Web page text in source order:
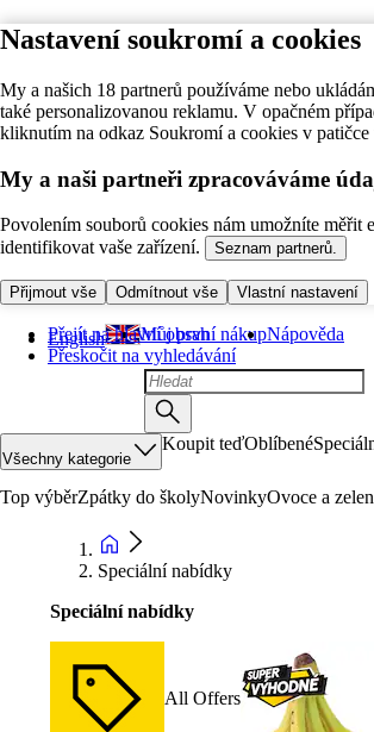
Nastavení soukromí a cookies
My a našich 18 partnerů používáme nebo
také personalizovanou reklamu. V opačném
kliknutím na odkaz Soukromí a cookies v patičce
My a naši partneři zpracováváme
Povolením souborů cookies nám umožníte měřit
identifikovat vaše zařízení.
Seznam partnerů.
Přijmout vše Odmítnout vše Vlastní nastavení
Přejít na hlavní obsah
Přeskočit na vyhledávání
English Můj první nákupNápověda
Všechny kategorie
Koupit teďOblíbené
Top výběrZpátky do školyNovinkyOvoce a
Speciální nabídky
Speciální nabídky
All Offers